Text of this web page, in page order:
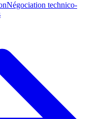
Négociation technico-